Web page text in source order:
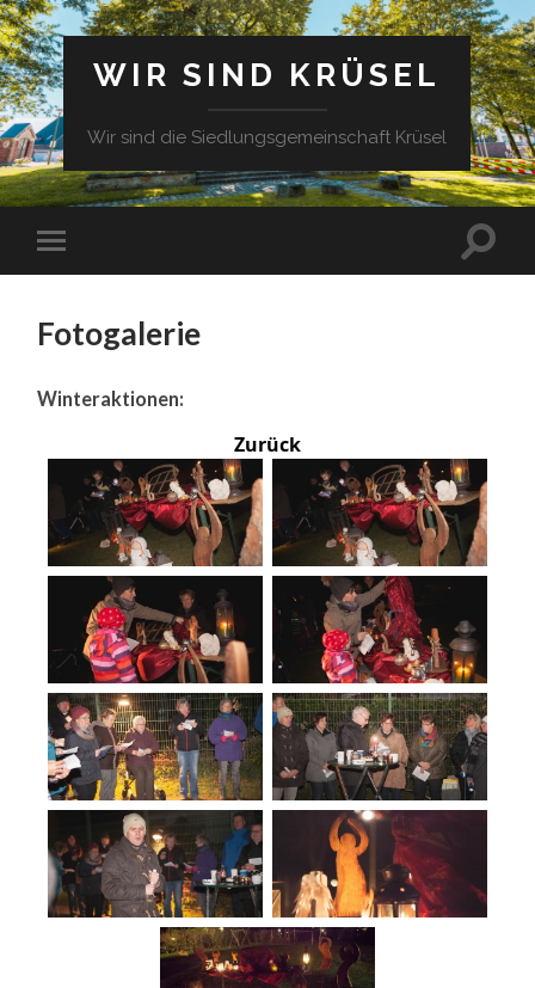
WIR SIND KRÜSEL
Wir sind die Siedlungsgemeinschaft Krüsel
Fotogalerie
Winteraktionen:
Zurück